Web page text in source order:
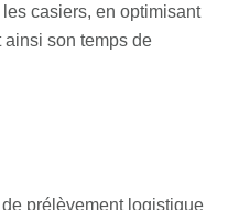
casiers, en optimisant
ainsi son temps de
prélèvement logistique